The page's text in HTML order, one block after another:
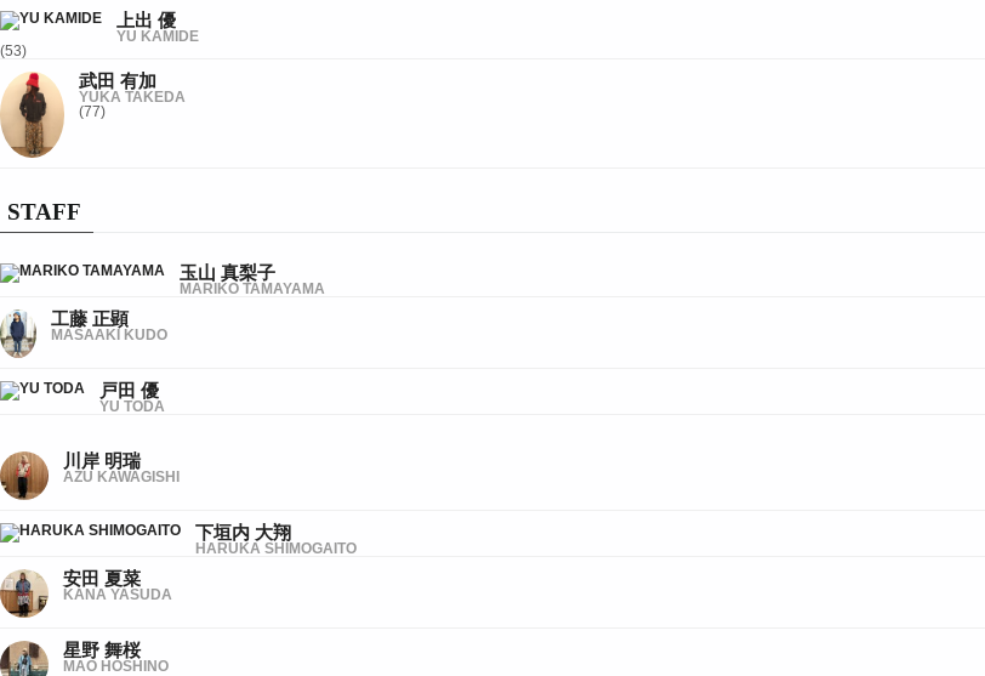
上出 優
YU KAMIDE
(53)
武田 有加
YUKA TAKEDA
(77)
STAFF
玉山 真梨子
MARIKO TAMAYAMA
工藤 正顕
MASAAKI KUDO
戸田 優
YU TODA
川岸 明瑞
AZU KAWAGISHI
下垣内 大翔
HARUKA SHIMOGAITO
安田 夏菜
KANA YASUDA
星野 舞桜
MAO HOSHINO